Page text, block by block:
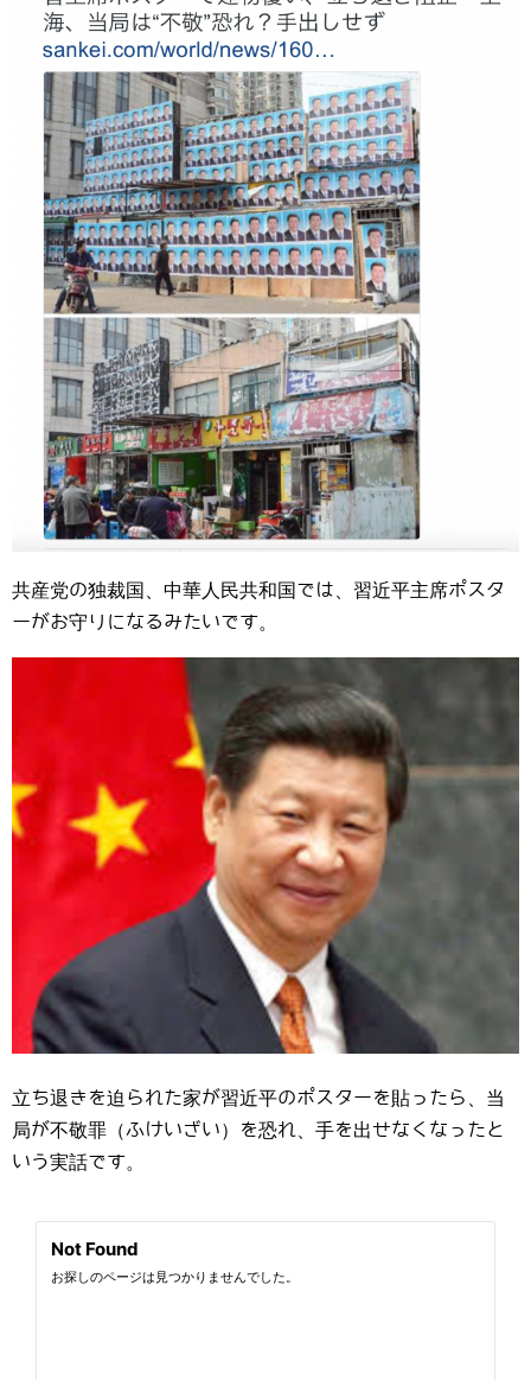
共産党の独裁国、中華人民共和国では、習近平主席ポスタ
ーがお守りになるみたいです。
立ち退きを迫られた家が習近平のポスターを貼ったら、当
局が不敬罪（ふけいざい）を恐れ、手を出せなくなったと
いう実話です。